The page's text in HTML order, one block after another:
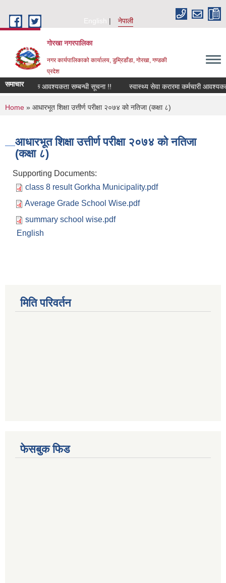
English
नेपाली
गोरखा नगरपालिका
नगर कार्यपालिकाको कार्यालय, डुम्रिडाँडा, गोरखा, गण्डकी
प्रदेश
समाचार
सवारी चालक आवश्यकता सम्बन्धी सूचना !! स्वास्थ्य सेवा करारमा कर्मचारी
You are here
Home » आधारभूत शिक्षा उत्तीर्ण परीक्षा २०७४ को नतिजा (कक्षा ८)
आधारभूत शिक्षा उत्तीर्ण परीक्षा २०७४ को नतिजा
(कक्षा ८)
Supporting Documents:
class 8 result Gorkha Municipality.pdf
Average Grade School Wise.pdf
summary school wise.pdf
English
मिति परिवर्तन
फेसबुक फिड